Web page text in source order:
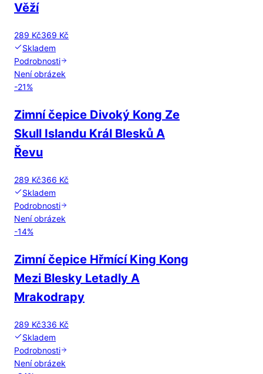
Věží
289 Kč369 Kč
Skladem
Podrobnosti
Není obrázek
-21%
Zimní čepice Divoký Kong Ze
Skull Islandu Král Blesků A
Řevu
289 Kč366 Kč
Skladem
Podrobnosti
Není obrázek
-14%
Zimní čepice Hřmící King Kong
Mezi Blesky Letadly A
Mrakodrapy
289 Kč336 Kč
Skladem
Podrobnosti
Není obrázek